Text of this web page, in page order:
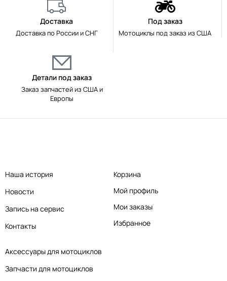
Доставка
Доставка по России и СНГ
Под заказ
Мотоциклы под заказ из США
Детали под заказ
Заказ запчастей из США и
Европы
Аксессуары для мотоциклов
Запчасти для мотоциклов
Наша история
Новости
Запись на сервис
Контакты
Корзина
Мой профиль
Мои заказы
Избранное